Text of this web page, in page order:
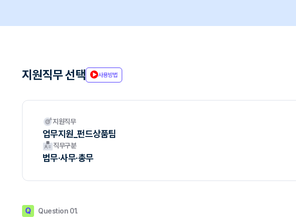
지원직무 선택 사용방법
지원직무
업무지원_펀드상품팀
직무구분
법무·사무·총무
Q Question 01.